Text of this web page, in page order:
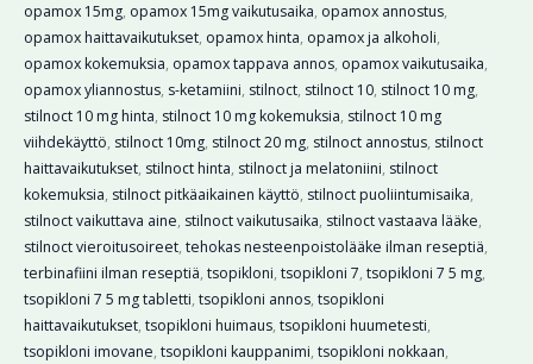
opamox 15mg, opamox 15mg vaikutusaika, opamox annostus,
opamox haittavaikutukset, opamox hinta, opamox ja alkoholi,
opamox kokemuksia, opamox tappava annos, opamox vaikutusaika,
opamox yliannostus, s-ketamiini, stilnoct, stilnoct 10, stilnoct 10 mg,
stilnoct 10 mg hinta, stilnoct 10 mg kokemuksia, stilnoct 10 mg
viihdekäyttö, stilnoct 10mg, stilnoct 20 mg, stilnoct annostus, stilnoct
haittavaikutukset, stilnoct hinta, stilnoct ja melatoniini, stilnoct
kokemuksia, stilnoct pitkäaikainen käyttö, stilnoct puoliintumisaika,
stilnoct vaikuttava aine, stilnoct vaikutusaika, stilnoct vastaava lääke,
stilnoct vieroitusoireet, tehokas nesteenpoistolääke ilman reseptiä,
terbinafiini ilman reseptiä, tsopikloni, tsopikloni 7, tsopikloni 7 5 mg,
tsopikloni 7 5 mg tabletti, tsopikloni annos, tsopikloni
haittavaikutukset, tsopikloni huimaus, tsopikloni huumetesti,
tsopikloni imovane, tsopikloni kauppanimi, tsopikloni nokkaan,